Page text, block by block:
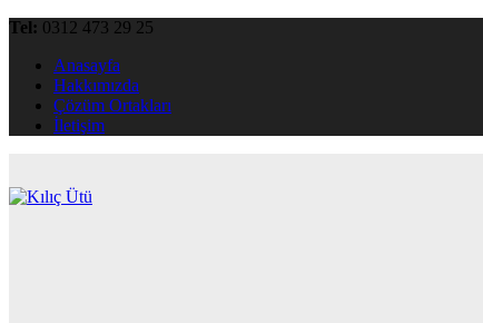
Tel: 0312 473 29 25
Anasayfa
Hakkımızda
Çözüm Ortakları
İletişim